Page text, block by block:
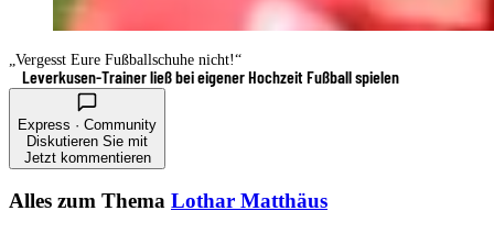
„Vergesst Eure Fußballschuhe nicht!“
Leverkusen-Trainer ließ bei eigener Hochzeit Fußball spielen
Express · Community
Diskutieren Sie mit
Jetzt kommentieren
Alles zum Thema Lothar Matthäus